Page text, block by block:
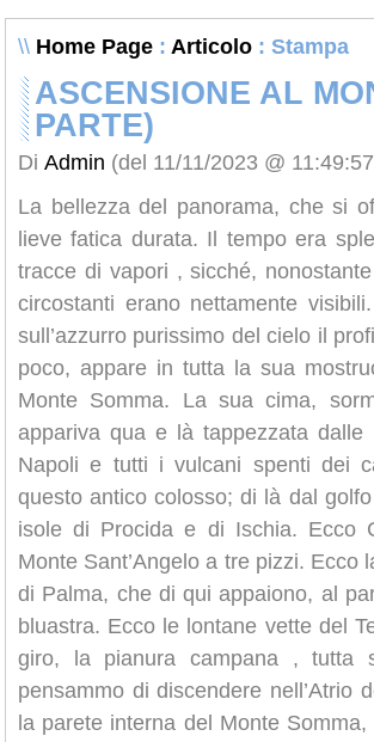
\\ Home Page : Articolo : Stampa
ASCENSIONE AL
PARTE)
Di Admin (del 11/11/2023 @
La bellezza del panorama, che si
lieve fatica durata. Il tempo era
tracce di vapori , sicché,
circostanti erano nettamente
sull’azzurro purissimo del cielo il
poco, appare in tutta la sua
Monte Somma. La sua cima,
appariva qua e là tappezzata
Napoli e tutti i vulcani spenti dei
questo antico colosso; di là dal
isole di Procida e di Ischia. Ecco
Monte Sant’Angelo a tre pizzi.
di Palma, che di qui appaiono, al
bluastra. Ecco le lontane vette del
giro, la pianura campana , tutta
pensammo di discendere nell’Atrio
la parete interna del Monte